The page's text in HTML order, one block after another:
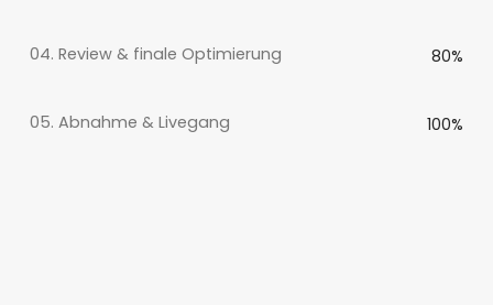
04. Review & finale Optimierung 80%
05. Abnahme & Livegang 100%